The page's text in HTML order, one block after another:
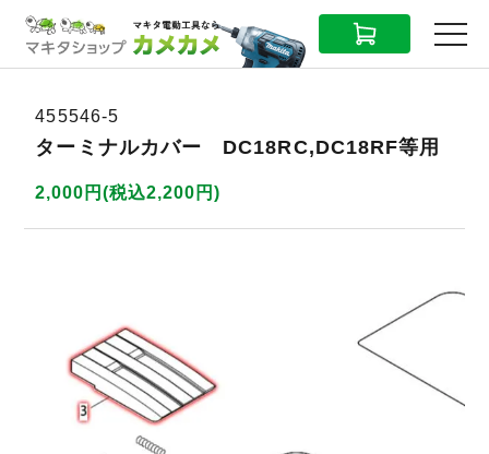
CART MENU
455546-5
ターミナルカバー DC18RC,DC18RF等用
2,000円(税込2,200円)